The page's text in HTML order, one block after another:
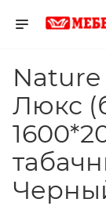
Nature
Люкс